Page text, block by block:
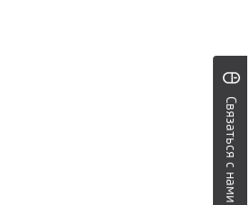
Связаться с нами